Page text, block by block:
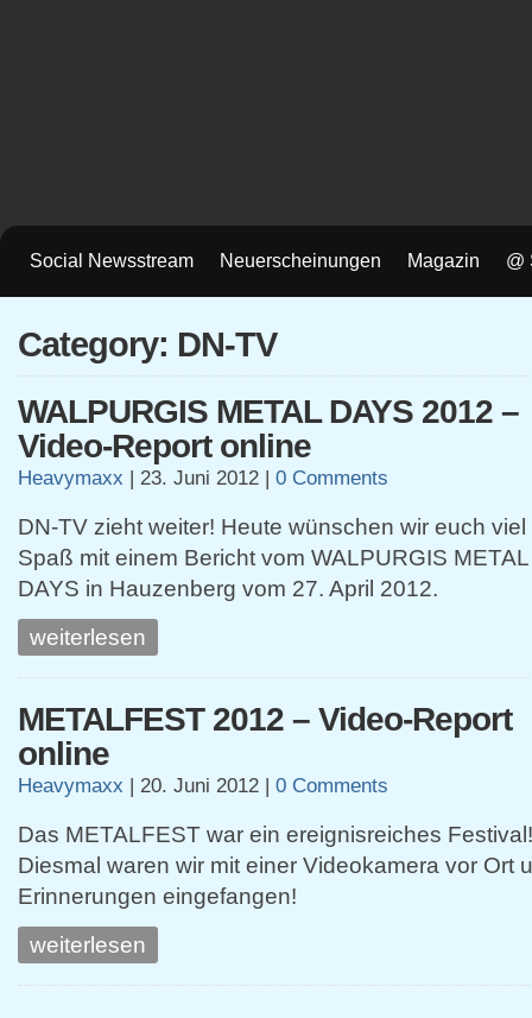
Social Newsstream Neuerscheinungen Magazin @
Category: DN-TV
WALPURGIS METAL DAYS 2012 –
Video-Report online
Heavymaxx | 23. Juni 2012 | 0 Comments
DN-TV zieht weiter! Heute wünschen wir euch viel
Spaß mit einem Bericht vom WALPURGIS METAL
DAYS in Hauzenberg vom 27. April 2012.
weiterlesen
METALFEST 2012 – Video-Report
online
Heavymaxx | 20. Juni 2012 | 0 Comments
Das METALFEST war ein ereignisreiches Festival!
Diesmal waren wir mit einer Videokamera vor Ort
Erinnerungen eingefangen!
weiterlesen